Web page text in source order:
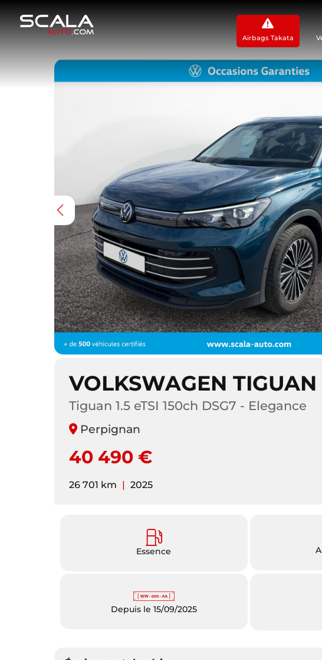
Airbags Takata
VOLKSWAGEN TIGUAN
Tiguan 1.5 eTSI 150ch DSG7 - Elegance
Perpignan
40 490 €
26 701 km | 2025
Essence
Depuis le 15/09/2025